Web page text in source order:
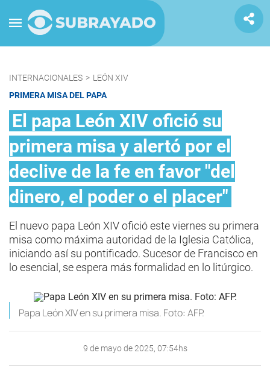
INTERNACIONALES > LEÓN XIV
PRIMERA MISA DEL PAPA
El papa León XIV ofició su
primera misa y alertó por el
declive de la fe en favor "del
dinero, el poder o el placer"
El nuevo papa León XIV ofició este viernes su primera
misa como máxima autoridad de la Iglesia Católica,
iniciando así su pontificado. Sucesor de Francisco en
lo esencial, se espera más formalidad en lo litúrgico.
Papa León XIV en su primera misa. Foto: AFP.
9 de mayo de 2025, 07:54hs